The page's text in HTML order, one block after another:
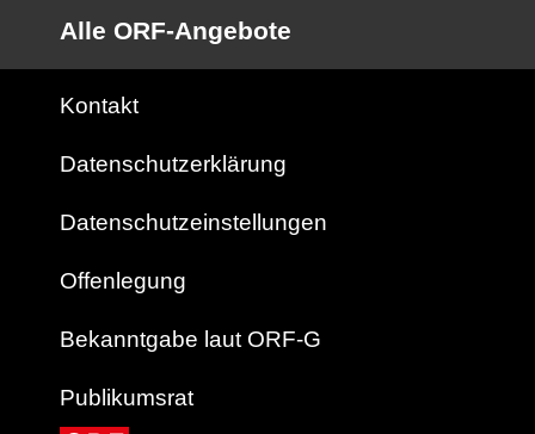
Alle ORF-Angebote
Kontakt
Datenschutzerklärung
Datenschutzeinstellungen
Offenlegung
Bekanntgabe laut ORF-G
Publikumsrat